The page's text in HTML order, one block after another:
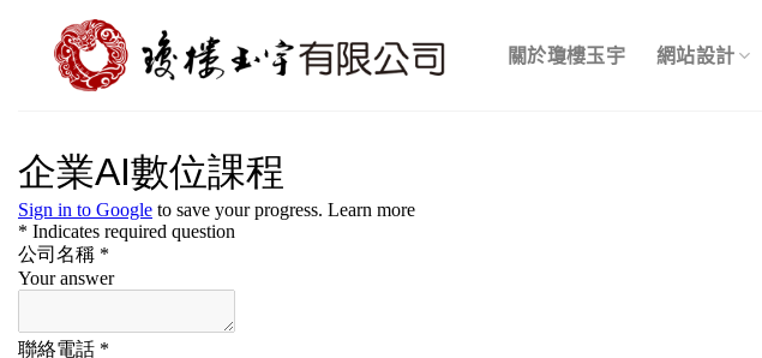
content
關於瓊樓玉宇 網站設計